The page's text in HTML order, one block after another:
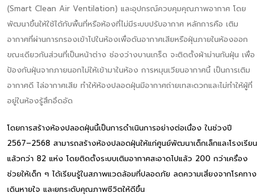
(Smart Clean Air Ventilation) และอุปกรณ์ควบคุมคุณภาพอากาศ โดย
พัฒนาขึ้นให้ใช้ได้กับพื้นที่หรือห้องที่ไม่มีระบบปรับอากาศ หลักการคือ เติม
อากาศที่ผ่านการกรองเข้าไปในห้องเพื่อดันอากาศเสียหรือฝุ่นภายในห้องออก
ขณะเดียวกันส่วนที่เป็นหน้าต่าง ช่องว่างบานเกร็ด จะติดตั้งผ้าม่านกันฝุ่น เพื่อ
ป้องกันฝุ่นจากภายนอกไม่ให้เข้ามาในห้อง การหมุนเวียนอากาศนี้ เป็นการเติม
อากาศดี ไล่อากาศเสีย ทำให้ห้องปลอดฝุ่นมีอากาศถ่ายเทสะดวกและไม่ทำให้ผู้ที่
อยู่ในห้องรู้สึกอึดอัด
โดยการสร้างห้องปลอดฝุ่นนี้เป็นการดำเนินการอย่างต่อเนื่อง ในช่วงปี
2567–2568 สามารถสร้างห้องปลอดฝุ่นให้แก่ศูนย์พัฒนาเด็กเล็กและโรงเรียน
แล้วกว่า 82 แห่ง โดยติดตั้งระบบเติมอากาศสะอาดไปแล้ว 200 กว่าเครื่อง
ช่วยให้เด็ก ๆ ได้เรียนรู้ในสภาพแวดล้อมที่ปลอดภัย ลดความเสี่ยงจากโรคทาง
เดินหายใจ และยกระดับคุณภาพชีวิตให้ดีขึ้น